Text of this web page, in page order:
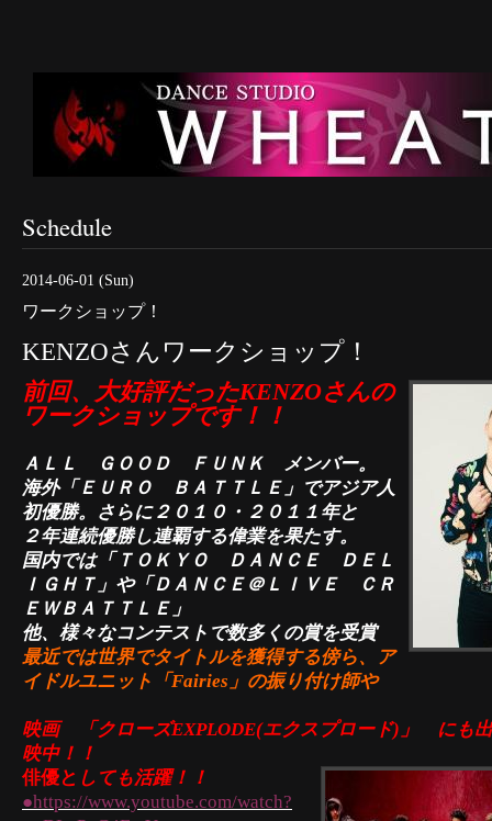
Schedule
2014-06-01 (Sun)
ワークショップ！
KENZOさんワークショップ！
前回、大好評だったKENZOさんの
ワークショップです！！
ＡＬＬ ＧＯＯＤ ＦＵＮＫ メンバー。
海外「ＥＵＲＯ ＢＡＴＴＬＥ」でアジア人
初優勝。さらに２０１０・２０１１年と
２年連続優勝し連覇する偉業を果たす。
国内では「ＴＯＫＹＯ ＤＡＮＣＥ ＤＥＬ
ＩＧＨＴ」や「ＤＡＮＣＥ＠ＬＩＶＥ ＣＲ
ＥＷＢＡＴＴＬＥ」
他、様々なコンテストで数多くの賞を受賞
最近では世界でタイトルを獲得する傍ら、ア
イドルユニット「Fairies」の振り付け師や
映画 「クローズEXPLODE(エクスプロード)」 にも
映中！！
俳優と しても活躍！！
●https://www.youtube.com/watch?